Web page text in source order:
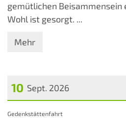
gemütlichen Beisammensein
Wohl ist gesorgt. ...
Mehr
10 Sept. 2026
Datum: 10. September 2026
Gedenkstättenfahrt: